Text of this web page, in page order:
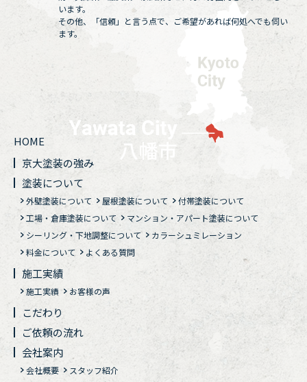
います。
その他、「信頼」と言う点で、ご希望があれば何処へでも伺い
ます。
HOME
京大塗装の強み
塗装について
外壁塗装について 屋根塗装について
付帯塗装について
工場・倉庫塗装について
マンション・アパート塗装について
シーリング・下地調整について
カラーシュミレーション
料金について
よくある質問
施工実績
施工実績 お客様の声
こだわり
ご依頼の流れ
会社案内
会社概要 スタッフ紹介